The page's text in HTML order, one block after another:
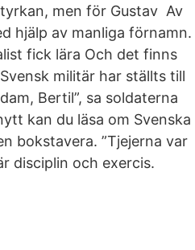
men för Gustav Av
hjälp av manliga förnamn.
fick lära Och det finns
militär har ställts till
Bertil”, sa soldaterna
kan du läsa om Svenska
bokstavera. ”Tjejerna var
disciplin och exercis.